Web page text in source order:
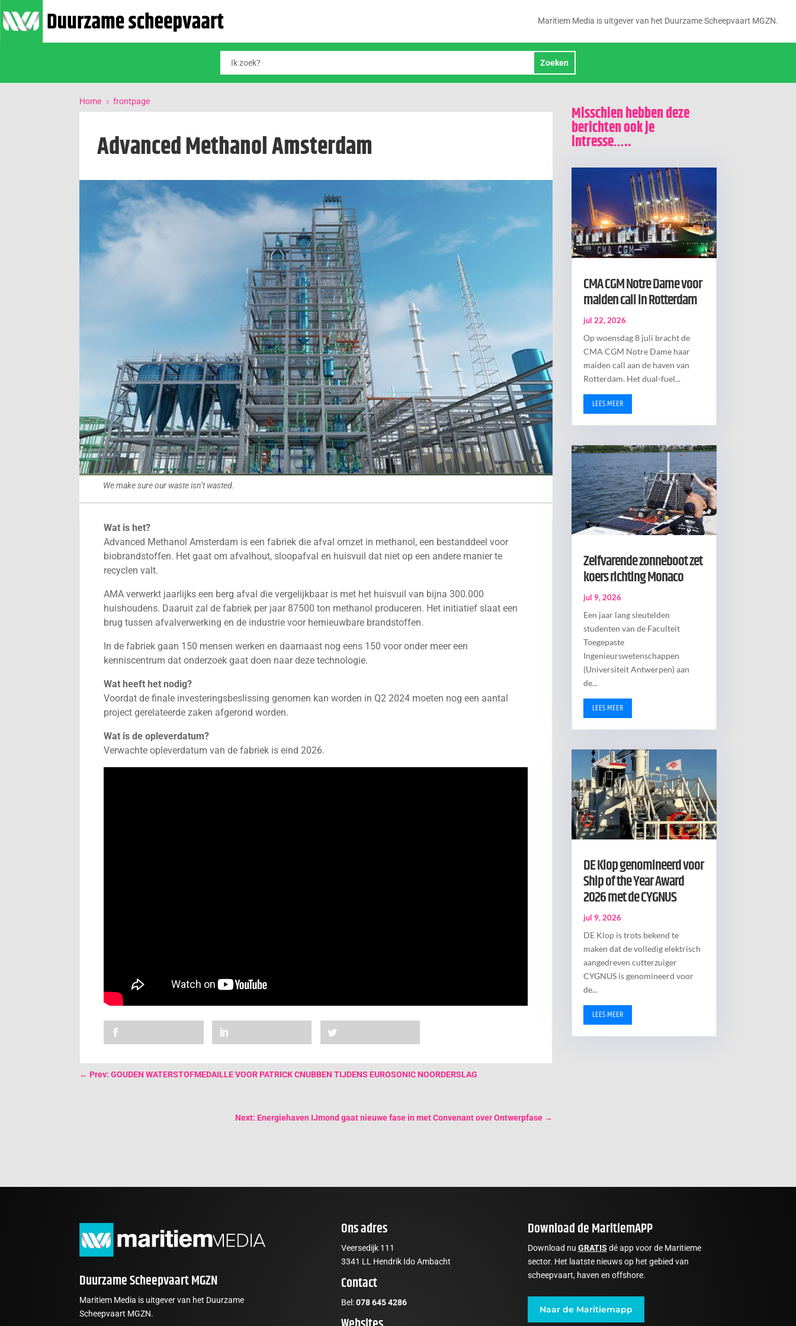
Maritiem Media is uitgever van het Duurzame Scheepvaart MGZN.
Home 5 frontpage
Advanced Methanol Amsterdam
We make sure our waste isn’t wasted.
Wat is het?
Advanced Methanol Amsterdam is een fabriek die afval omzet in methanol, een bestanddeel voor
biobrandstoffen. Het gaat om afvalhout, sloopafval en huisvuil dat niet op een andere manier te
recyclen valt.
AMA verwerkt jaarlijks een berg afval die vergelijkbaar is met het huisvuil van bijna 300.000
huishoudens. Daaruit zal de fabriek per jaar 87500 ton methanol produceren. Het initiatief slaat een
brug tussen afvalverwerking en de industrie voor hernieuwbare brandstoffen.
In de fabriek gaan 150 mensen werken en daarnaast nog eens 150 voor onder meer een
kenniscentrum dat onderzoek gaat doen naar deze technologie.
Wat heeft het nodig?
Voordat de finale investeringsbeslissing genomen kan worden in Q2 2024 moeten nog een aantal
project gerelateerde zaken afgerond worden.
Wat is de opleverdatum?
Verwachte opleverdatum van de fabriek is eind 2026.
← Prev: GOUDEN WATERSTOFMEDAILLE VOOR PATRICK CNUBBEN TIJDENS EUROSONIC NOORDERSLAG
Next: Energiehaven IJmond gaat nieuwe fase in met Convenant over Ontwerpfase→
Misschien hebben deze
berichten ook je
intresse…..
CMA CGM Notre Dame voor
maiden call in Rotterdam
jul 22, 2026
Op woensdag 8 juli bracht de
CMA CGM Notre Dame haar
maiden call aan de haven van
Rotterdam. Het dual-fuel...
LEES MEER
Zelfvarende zonneboot zet
koers richting Monaco
jul 9, 2026
Een jaar lang sleutelden
studenten van de Faculteit
Toegepaste
Ingenieurswetenschappen
(Universiteit Antwerpen) aan
de...
LEES MEER
DE Klop genomineerd voor
Ship of the Year Award
2026 met de CYGNUS
jul 9, 2026
DE Klop is trots bekend te
maken dat de volledig elektrisch
aangedreven cutterzuiger
CYGNUS is genomineerd voor
de...
LEES MEER
Duurzame Scheepvaart MGZN
Maritiem Media is uitgever van het Duurzame
Scheepvaart MGZN.
Ons adres
Veersedijk 111
3341 LL Hendrik Ido Ambacht
Contact
Bel:078 645 4286
Download de MaritiemAPP
Download nu GRATIS dé app voor de Maritieme
sector. Het laatste nieuws op het gebied van
scheepvaart, haven en offshore.
Naar de Maritiemapp